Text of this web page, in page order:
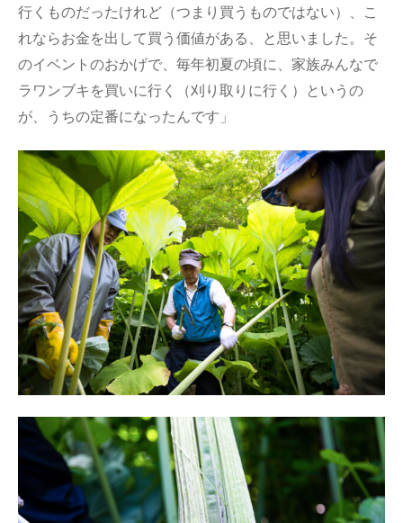
行くものだったけれど（つまり買うものではない）、こ
れならお金を出して買う価値がある、と思いました。そ
のイベントのおかげで、毎年初夏の頃に、家族みんなで
ラワンブキを買いに行く（刈り取りに行く）というの
が、うちの定番になったんです」